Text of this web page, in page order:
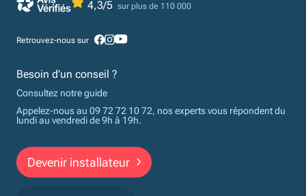
4,3/5 sur plus de 110 000
Retrouvez-nous sur
Besoin d’un conseil ?
Consultez notre guide
Appelez-nous au 09 72 72 10 72, nos experts vous répondent du
lundi au vendredi de 9h à 19h.
Devenir installateur